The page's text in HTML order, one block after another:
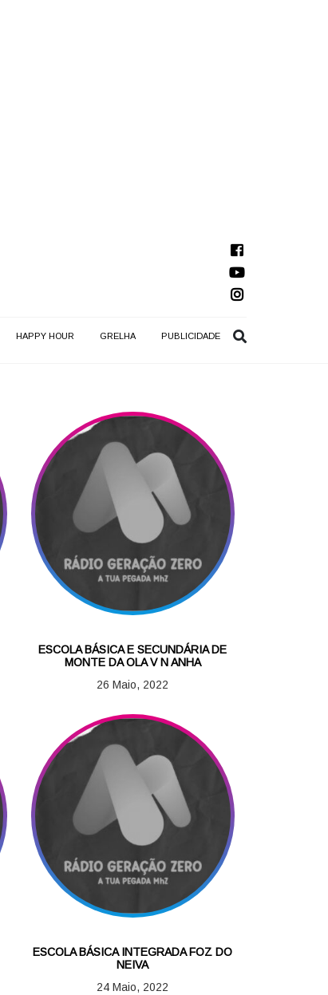
HAPPY HOUR GRELHA PUBLICIDADE
ESCOLA BÁSICA E SECUNDÁRIA DE
MONTE DA OLA V N ANHA
26 Maio, 2022
ESCOLA BÁSICA INTEGRADA FOZ DO
NEIVA
24 Maio, 2022